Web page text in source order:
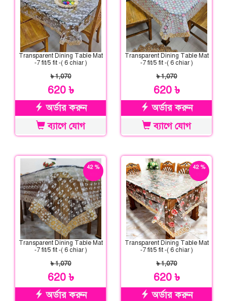
Transparent Dining Table Mat
-7 fit/5 fit -( 6 chiar )
৳ 1,070
620 ৳
অর্ডার করুন
ব্যাগে যোগ
Transparent Dining Table Mat
-7 fit/5 fit -( 6 chiar )
৳ 1,070
620 ৳
অর্ডার করুন
ব্যাগে যোগ
42 %
Transparent Dining Table Mat
-7 fit/5 fit -( 6 chiar )
৳ 1,070
620 ৳
অর্ডার করুন
42 %
Transparent Dining Table Mat
-7 fit/5 fit -( 6 chiar )
৳ 1,070
620 ৳
অর্ডার করুন